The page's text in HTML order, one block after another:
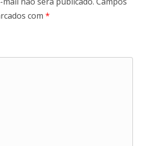
com *